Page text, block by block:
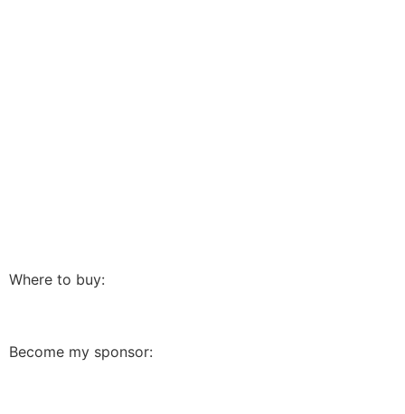
Where to buy:
Become my sponsor: